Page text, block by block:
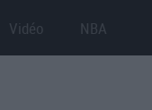
Vidéo NBA